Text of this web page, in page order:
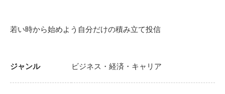
若い時から始めよう自分だけの積み立て投信
ジャンル ビジネス・経済・キャリア